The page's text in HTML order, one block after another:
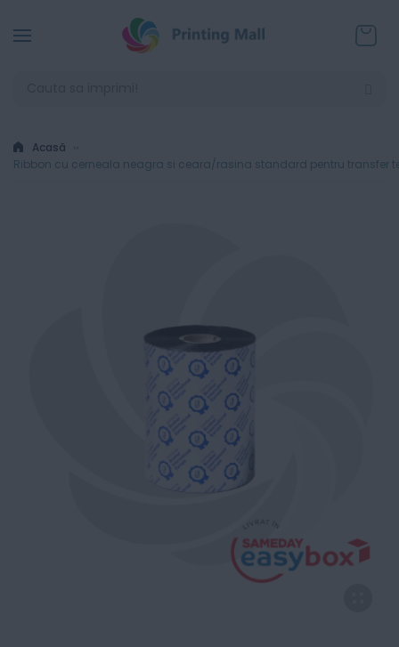
Acasă
Ribbon cu cerneala neagra si ceara/rasina standard pentru transfer